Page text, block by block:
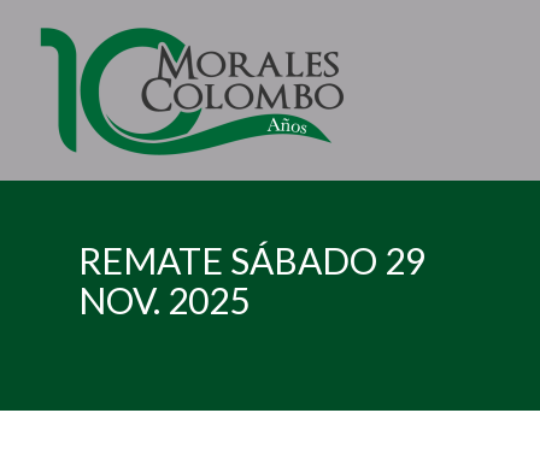
REMATE SÁBADO 29
NOV. 2025